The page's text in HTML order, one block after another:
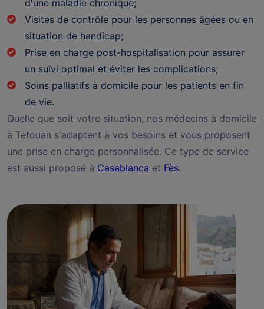
d'une maladie chronique;
Visites de contrôle pour les personnes âgées ou en
situation de handicap;
Prise en charge post-hospitalisation pour assurer
un suivi optimal et éviter les complications;
Soins palliatifs à domicile pour les patients en fin
de vie.
Quelle que soit votre situation, nos médecins à domicile
à Tetouan s'adaptent à vos besoins et vous proposent
une prise en charge personnalisée. Ce type de service
est aussi proposé à Casablanca et Fès.